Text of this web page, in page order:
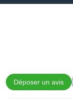
Déposer un avis